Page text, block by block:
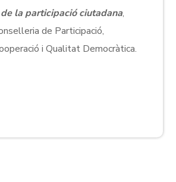
la participació ciutadana,
de Participació,
i Qualitat Democràtica.